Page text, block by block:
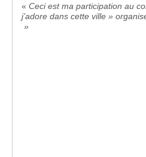
« Ceci est ma participation au
j’adore dans cette ville »
»